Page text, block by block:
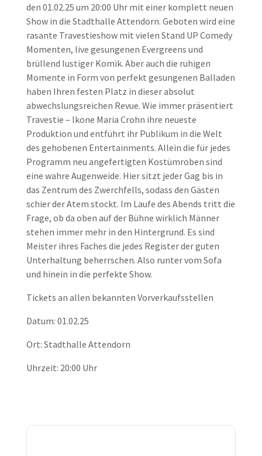
den 01.02.25 um 20:00 Uhr mit einer komplett neuen
Show in die Stadthalle Attendorn. Geboten wird eine
rasante Travestieshow mit vielen Stand UP Comedy
Momenten, live gesungenen Evergreens und
brüllend lustiger Komik. Aber auch die ruhigen
Momente in Form von perfekt gesungenen Balladen
haben Ihren festen Platz in dieser absolut
abwechslungsreichen Revue. Wie immer präsentiert
Travestie – Ikone Maria Crohn ihre neueste
Produktion und entführt ihr Publikum in die Welt
des gehobenen Entertainments. Allein die für jedes
Programm neu angefertigten Kostümroben sind
eine wahre Augenweide. Hier sitzt jeder Gag bis in
das Zentrum des Zwerchfells, sodass den Gästen
schier der Atem stockt. Im Laufe des Abends tritt die
Frage, ob da oben auf der Bühne wirklich Männer
stehen immer mehr in den Hintergrund. Es sind
Meister ihres Faches die jedes Register der guten
Unterhaltung beherrschen. Also runter vom Sofa
und hinein in die perfekte Show.
Tickets an allen bekannten Vorverkaufsstellen
Datum: 01.02.25
Ort: Stadthalle Attendorn
Uhrzeit: 20:00 Uhr